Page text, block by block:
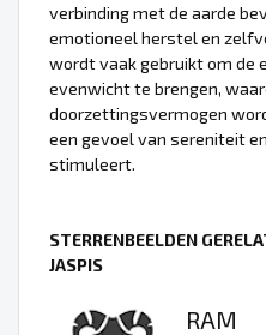
verbinding met de aarde
emotioneel herstel en
wordt vaak gebruikt om de
evenwicht te brengen,
doorzettingsvermogen
een gevoel van sereniteit
stimuleert.
STERRENBEELDEN
JASPIS
RAM